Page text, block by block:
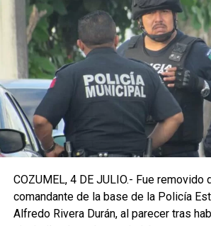
COZUMEL, 4 DE JULIO.- Fue removido
comandante de la base de la Policía
Alfredo Rivera Durán, al parecer tras